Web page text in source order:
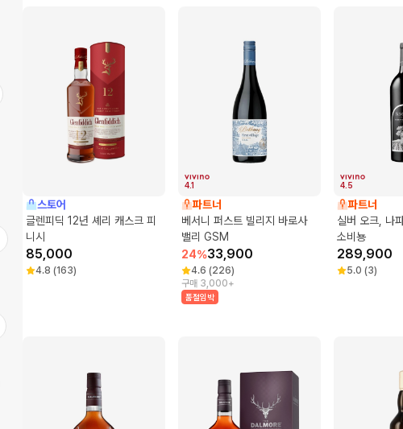
스토어
글렌피딕 12년 셰리 캐스크 피
니시
85,000
4.8 (163)
4.1
파트너
베서니 퍼스트 빌리지 바로사
밸리 GSM
24%33,900
4.6 (226)
구매 3,000+
품절임박
4.5
파트너
실버 오크, 나
소비뇽
289,900
5.0 (3)